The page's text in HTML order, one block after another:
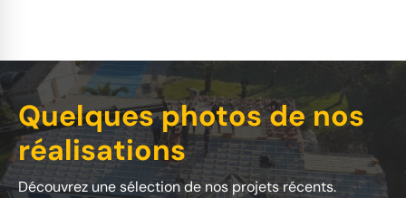
Quelques photos de nos
réalisations
Découvrez une sélection de nos projets récents.